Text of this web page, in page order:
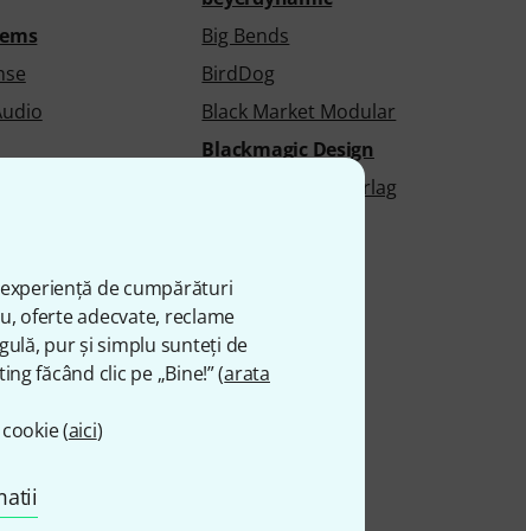
de cumpărături
oferte adecvate, reclame
pur și simplu sunteți de
făcând clic pe „Bine!” (arata
(aici)
Big Bends
BirdDog
Black Market Modular
Blackmagic Design
Bläser-Schulen-Verlag
Bome
Boomwhackers
Bose